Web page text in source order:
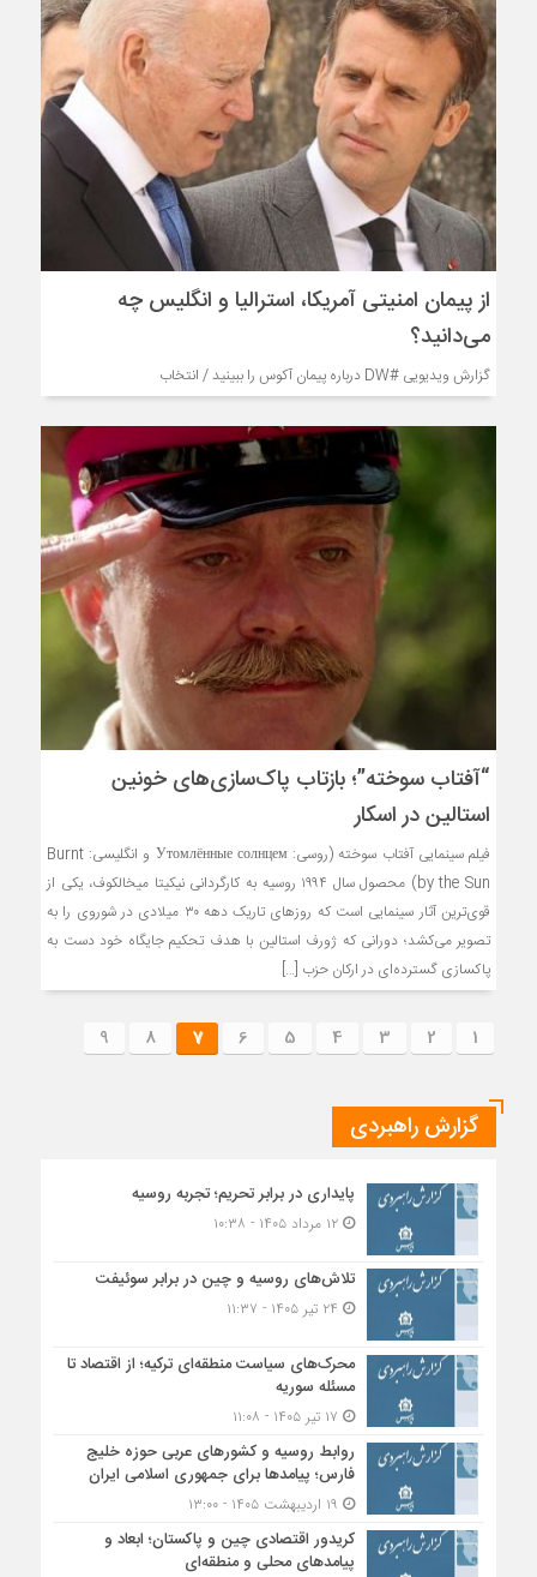
از پیمان امنیتی آمریکا، استرالیا و انگلیس چه
می‌دانید؟
گزارش ویدیویی #DW درباره پیمان آکوس را ببینید / انتخاب
“آفتاب سوخته”؛ بازتاب پاک‌سازی‌های خونین
استالین در اسکار
فیلم سینمایی آفتاب سوخته (روسی: Утомлённые солнцем و انگلیسی: Burnt
by the Sun) محصول سال ۱۹۹۴ روسیه به کارگردانی نیکیتا میخالکوف، یکی از
قوی‌ترین آثار سینمایی است که روزهای تاریک دهه ۳۰ میلادی در شوروی را به
تصویر می‌کشد؛ دورانی که ژورف استالین با هدف تحکیم جایگاه خود دست به
پاکسازی گسترده‌ای در ارکان حزب […]
1
2
3
4
5
6
7
8
9
گزارش راهبردی
پایداری در برابر تحریم؛ تجربه روسیه
۱۲ مرداد ۱۴۰۵ - ۱۰:۳۸
تلاش‌های روسیه و چین در برابر سوئیفت
محرک‌های سیاست منطقه‌‎ای ترکیه؛ از اقتصاد تا
مسئله سوریه
روابط روسیه و کشورهای عربی حوزه خلیج
فارس؛ پیامدها برای جمهوری اسلامی ایران
کریدور اقتصادی چین و پاکستان؛ ابعاد و
پیامدهای محلی و منطقه‌ای